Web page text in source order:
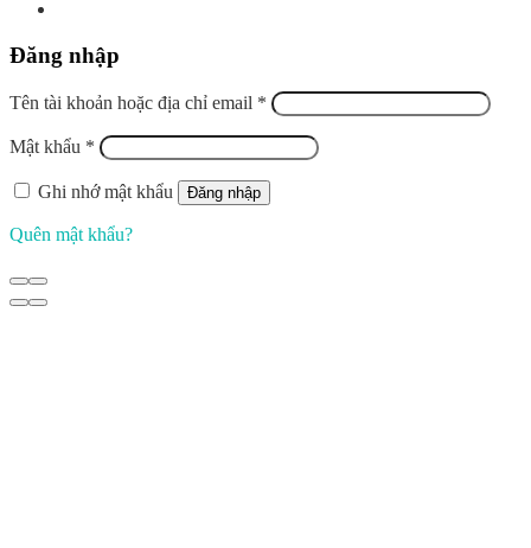
Đăng nhập
Tên tài khoản hoặc địa chỉ email *
Mật khẩu *
Ghi nhớ mật khẩu Đăng nhập
Quên mật khẩu?